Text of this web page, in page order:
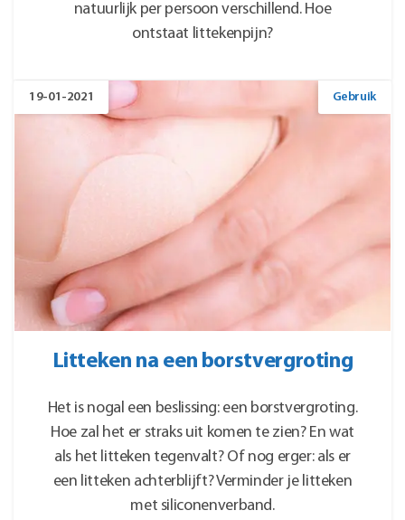
natuurlijk per persoon verschillend. Hoe
ontstaat littekenpijn?
19-01-2021 Gebruik
Litteken na een borstvergroting
Het is nogal een beslissing: een borstvergroting.
Hoe zal het er straks uit komen te zien? En wat
als het litteken tegenvalt? Of nog erger: als er
een litteken achterblijft? Verminder je litteken
met siliconenverband.